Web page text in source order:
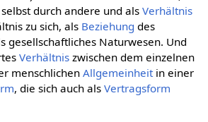
durch andere und alsVerhältnis
zu sich, als Beziehung des
gesellschaftliches Naturwesen. Und
Verhältniszwischen dem einzelnen
menschlichen Allgemeinheitin einer
, die sich auch als Vertragsform